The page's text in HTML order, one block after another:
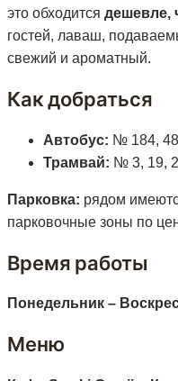
это обходится дешевле,
гостей, лаваш,
свежий и ароматный.
Как добраться
Автобус: № 184,
Трамвай: № 3, 19,
Парковка: рядом
парковочные зоны по
Время работы
Понедельник –
Меню